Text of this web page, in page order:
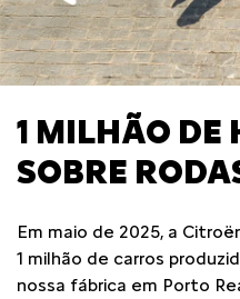
1 MILHÃO DE
SOBRE
Em maio de 2025, a
1 milhão de carros
nossa fábrica em Porto